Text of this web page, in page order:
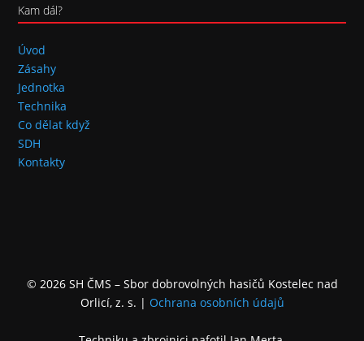
Kam dál?
Úvod
Zásahy
Jednotka
Technika
Co dělat když
SDH
Kontakty
© 2026 SH ČMS – Sbor dobrovolných hasičů Kostelec nad
Orlicí, z. s. | Ochrana osobních údajů